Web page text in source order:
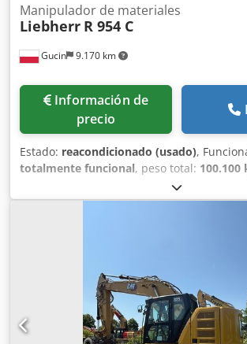
Gucin 9.170 km
Manipulador de materiales
Liebherr R 954 C
Información de
precio
Estado: reacondicionado (usado),
totalmente funcional, peso total: 100.100
, - Alcance de 22,5 m
Tffjkcorf - Máquina en muy buen estado